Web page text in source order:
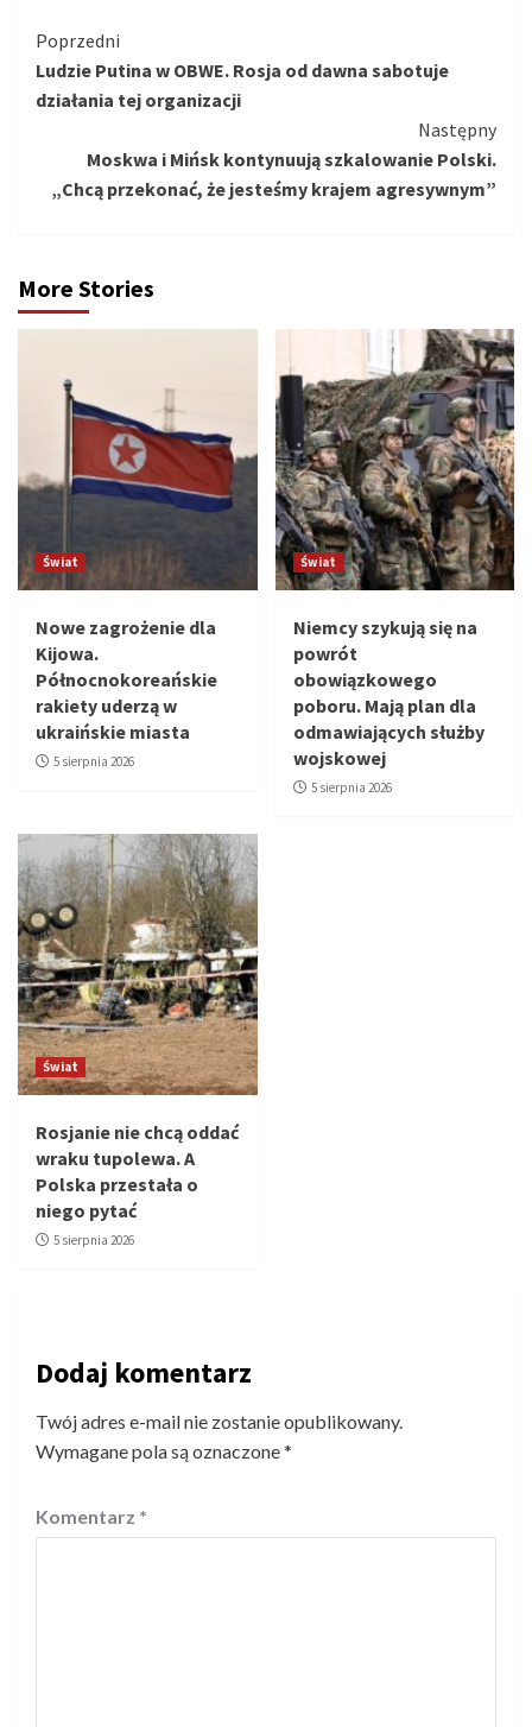
Kontynuuj
czytanie
Poprzedni
Ludzie Putina w OBWE. Rosja od dawna sabotuje
działania tej organizacji
Następny
Moskwa i Mińsk kontynuują szkalowanie Polski.
„Chcą przekonać, że jesteśmy krajem agresywnym”
More Stories
Świat
Nowe zagrożenie dla
Kijowa.
Północnokoreańskie
rakiety uderzą w
ukraińskie miasta
5 sierpnia 2026
Świat
Niemcy szykują się na
powrót
obowiązkowego
poboru. Mają plan dla
odmawiających służby
wojskowej
5 sierpnia 2026
Świat
Rosjanie nie chcą oddać
wraku tupolewa. A
Polska przestała o
niego pytać
5 sierpnia 2026
Dodaj komentarz
Twój adres e-mail nie zostanie opublikowany.
Wymagane pola są oznaczone*
Komentarz *